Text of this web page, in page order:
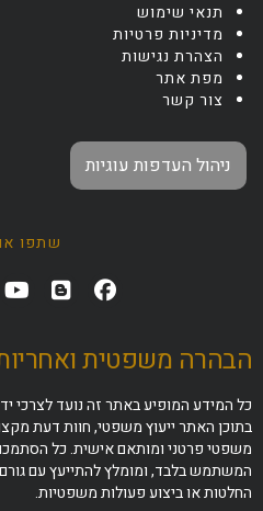
תנאי שימוש
מדיניות פרטיות
הצהרת נגישות
מפת אתר
צור קשר
ניהול העדפות עוגיות
שתפו
הבהרה משפטית
כל המידע המופיע באתר זה נועד לצרכי
בתוכן האתר ייעוץ משפטי, חוות דעת
משפטי פרטני ומותאם אישית. כל
המשתמש בלבד, ומומלץ להתייעץ עם
החלטות או ביצוע פעולות משפטיות.